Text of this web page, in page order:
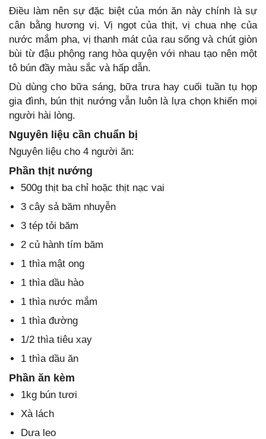
Điều làm nên sự đặc biệt của món ăn này chính là sự
cân bằng hương vị. Vị ngọt của thịt, vị chua nhẹ của
nước mắm pha, vị thanh mát của rau sống và chút giòn
bùi từ đậu phộng rang hòa quyện với nhau tạo nên một
tô bún đầy màu sắc và hấp dẫn.
Dù dùng cho bữa sáng, bữa trưa hay cuối tuần tụ họp
gia đình, bún thịt nướng vẫn luôn là lựa chọn khiến mọi
người hài lòng.
Nguyên liệu cần chuẩn bị
Nguyên liệu cho 4 người ăn:
Phần thịt nướng
500g thịt ba chỉ hoặc thịt nạc vai
3 cây sả băm nhuyễn
3 tép tỏi băm
2 củ hành tím băm
1 thìa mật ong
1 thìa dầu hào
1 thìa nước mắm
1 thìa đường
1/2 thìa tiêu xay
1 thìa dầu ăn
Phần ăn kèm
1kg bún tươi
Xà lách
Dưa leo